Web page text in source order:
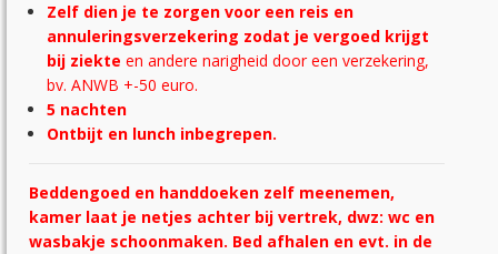
Zelf dien je te zorgen voor een reis en
annuleringsverzekering zodat je vergoed krijgt
bij ziekte en andere narigheid door een verzekering,
bv. ANWB +-50 euro.
5 nachten
Ontbijt en lunch inbegrepen.
Beddengoed en handdoeken zelf meenemen,
kamer laat je netjes achter bij vertrek, dwz: wc en
wasbakje schoonmaken. Bed afhalen en evt. in de